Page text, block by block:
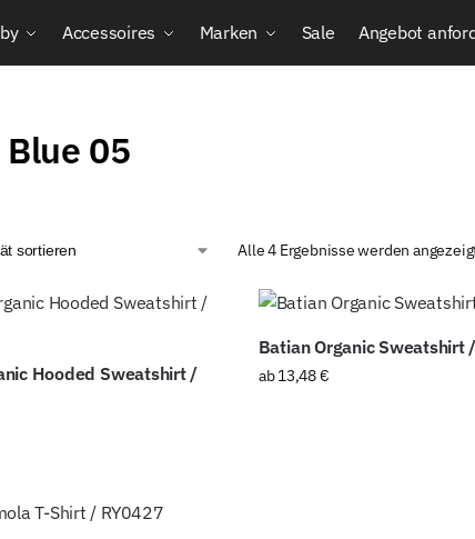
Accessoires Marken Sale Angebot
Blue 05
Alle 4 Ergebnisse werden
Hooded Sweatshirt /
Batian Organic Sweatshirt
ab13,48€